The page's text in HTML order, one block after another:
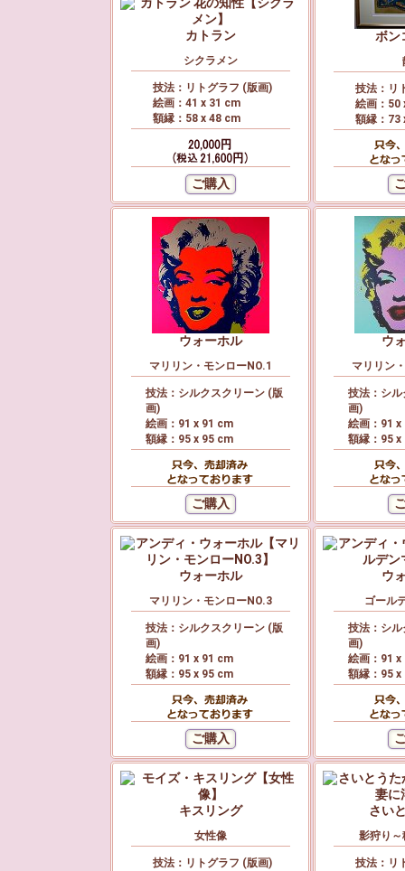
カトラン
シクラメン
技法：リトグラフ (版画)
絵画：41 x 31 cm
額縁：58 x 48 cm
ボン
技法：リ
絵画：50
額縁：73
ウォーホル
マリリン・モンローNO.1
技法：シルクスクリーン (版
画)
絵画：91 x 91 cm
額縁：95 x 95 cm
ウ
マリリン
技法：シ
画)
絵画：91 x
額縁：95 x
ウォーホル
マリリン・モンローNO.3
技法：シルクスクリーン (版
画)
絵画：91 x 91 cm
額縁：95 x 95 cm
ウ
ゴール
技法：シ
画)
絵画：91 x
額縁：95 x
キスリング
女性像
技法：リトグラフ (版画)
さい
影狩り～
技法：リ